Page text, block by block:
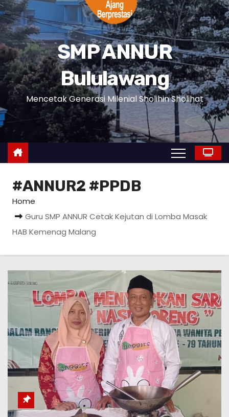
SMP ANNUR
Bululawang
Mencetak Generasi Milenial Sholihin Sholihat
#ANNUR2 #PPDB
Home
Guru SMP ANNUR Cetak Kejutan di Lomba Masak
HAB Kemenag Malang